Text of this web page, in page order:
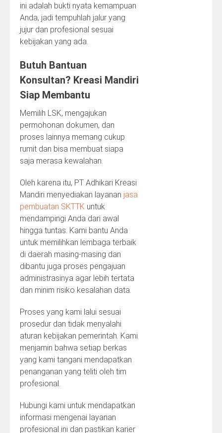
ini adalah bukti nyata kemampuan
Anda, jadi tempuhlah jalur yang
jujur dan profesional sesuai
kebijakan yang ada.
Butuh Bantuan
Konsultan? Kreasi Mandiri
Siap Membantu
Memilih LSK, mengajukan
permohonan dokumen, dan
proses lainnya memang cukup
rumit dan bisa membuat siapa
saja merasa kewalahan.
Oleh karena itu, PT Adhikari Kreasi
Mandiri menyediakan layanan jasa
pembuatan SKTTK untuk
mendampingi Anda dari awal
hingga tuntas. Kami bantu Anda
untuk memilihkan lembaga terbaik
di daerah masing-masing dan
dibantu juga proses pengajuan
administrasinya agar lebih tertata
dan minim risiko kesalahan data.
Proses yang kami lalui sesuai
prosedur dan tidak menyalahi
aturan kebijakan pemerintah. Kami
menjamin bahwa setiap berkas
yang kami tangani mendapatkan
penanganan yang teliti oleh tim
profesional.
Hubungi kami untuk mendapatkan
informasi mengenai layanan
profesional ini dan pastikan karier